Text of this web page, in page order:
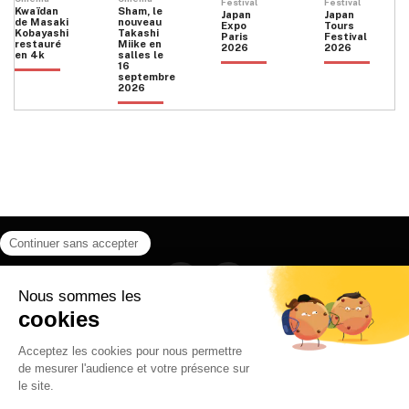
Kwaïdan
de Masaki
Kobayashi
restauré
en 4k
Sham, le
nouveau
Takashi
Miike en
salles le
16
septembre
2026
Japan
Expo
Paris
2026
Japan
Tours
Festival
2026
Instagram
CONTACT
POLITIQUE DE CONFIDENTIALITÉ